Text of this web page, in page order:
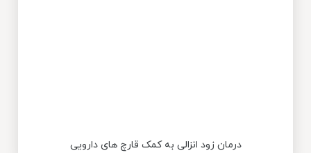
درمان زود انزالی به کمک قارچ های دارویی